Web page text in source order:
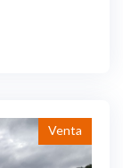
Venta